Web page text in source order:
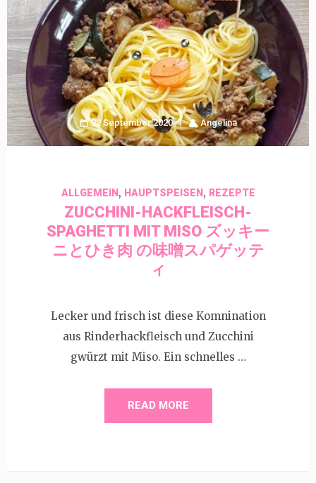
22 September 2020 Angelina
ALLGEMEIN, HAUPTSPEISEN, REZEPTE
ZUCCHINI-HACKFLEISCH-
SPAGHETTI MIT MISO ズッキー
ニとひき肉 の味噌スパゲッテ
ィ
Lecker und frisch ist diese Komnination
aus Rinderhackfleisch und Zucchini
gwürzt mit Miso. Ein schnelles …
READ MORE